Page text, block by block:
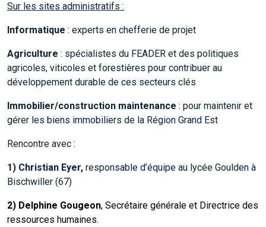
Sur les sites administratifs :
Informatique : experts en chefferie de projet
Agriculture : spécialistes du FEADER et des politiques
agricoles, viticoles et forestières pour contribuer au
développement durable de ces secteurs clés
Immobilier/construction maintenance : pour maintenir et
gérer les biens immobiliers de la Région Grand Est
Rencontre avec :
1) Christian Eyer, responsable d’équipe au lycée Goulden à
Bischwiller (67)
2) Delphine Gougeon, Secrétaire générale et Directrice des
ressources humaines.